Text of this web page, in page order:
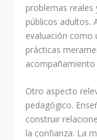
problemas reales
públicos adultos.
evaluación como
prácticas
acompañamiento
Otro aspecto
pedagógico.
construir
la confianza. La